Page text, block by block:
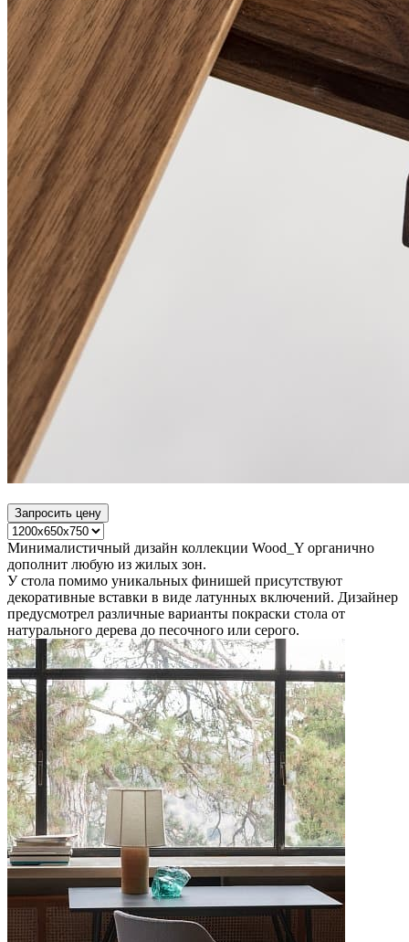
Запросить цену
Минималистичный дизайн коллекции Wood_Y органично
дополнит любую из жилых зон.
У стола помимо уникальных финишей присутствуют
декоративные вставки в виде латунных включений. Дизайнер
предусмотрел различные варианты покраски стола от
натурального дерева до песочного или серого.